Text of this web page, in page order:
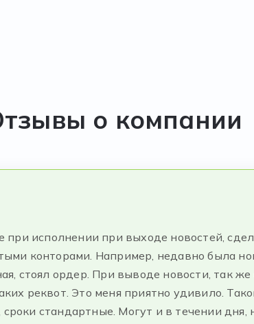
о компании
при исполнении при выходе новостей,
конторами. Например, недавно была
стоял ордер. При выводе новости, так
реквот. Это меня приятно удивило.
стандартные. Могут и в течении дня,